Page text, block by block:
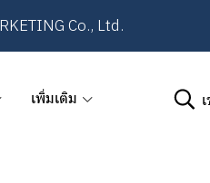
Co., Ltd.
เพิ่มเติม